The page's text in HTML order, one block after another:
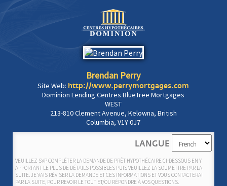
Brendan Perry
Site Web: http://www.perrymortgages.com
Dominion Lending Centres BlueTree Mortgages
WEST
213-810 Clement Avenue, Kelowna, British
Columbia, V1Y 0J7
LANGUE
VEUILLEZ SVP COMPLÉTER LA DEMANDE DE PRÊT HYPOTHÉCAIRE CI-DESSOUS EN Y
APPORTANT LE PLUS DE DÉTAILS POSSIBLES PUIS VEUILLEZ LA SOUMETTRE PAR LA
SUITE. JE VAIS RÉVISER LA DEMANDE ET CES INFORMATIONS ET VOUS CONTACTERAI
PAR LA SUITE, POUR REVOIR LE TOUT ET/OU RÉPONDRE À VOS QUESTIONS.